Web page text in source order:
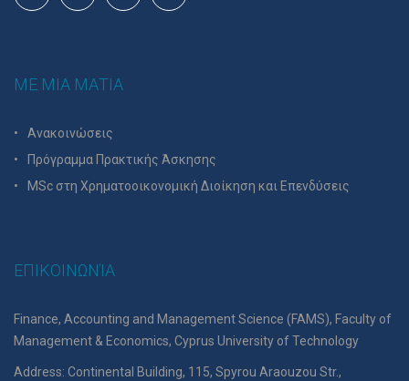
ΜΕ ΜΙΑ ΜΑΤΙΑ
Ανακοινώσεις
Πρόγραμμα Πρακτικής Άσκησης
MSc στη Χρηματοοικονομική Διοίκηση και Επενδύσεις
ΕΠΙΚΟΙΝΩΝΊΑ
Finance, Accounting and Management Science (FAMS), Faculty of
Management & Economics, Cyprus University of Technology
Address: Continental Building, 115, Spyrou Araouzou Str.,